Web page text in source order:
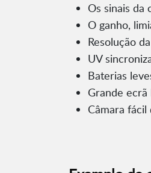
Os sinais da
O ganho,
Resolução
UV
Baterias
Grande ecrã
Câmara